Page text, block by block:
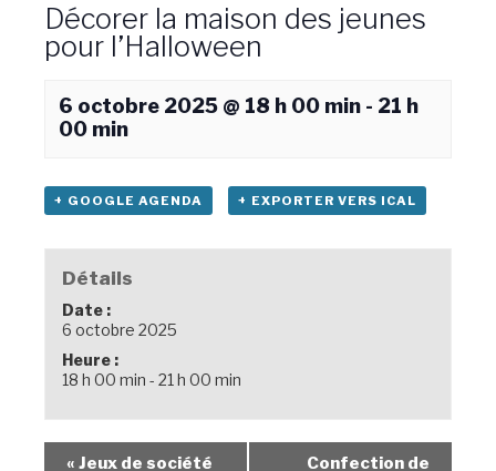
Décorer la maison des jeunes
pour l’Halloween
6 octobre 2025 @ 18 h 00 min - 21 h
00 min
+ GOOGLE AGENDA + EXPORTER VERS ICAL
Détails
Date :
6 octobre 2025
Heure :
18 h 00 min - 21 h 00 min
« Jeux de société Confection de